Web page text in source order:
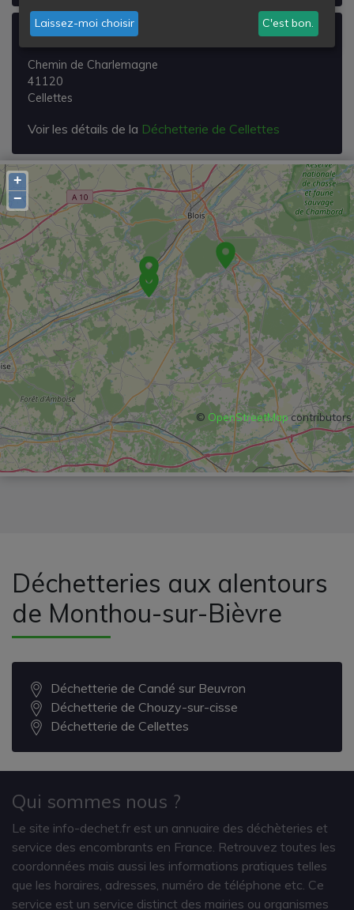
Déchetterie de Cellettes
Chemin de Charlemagne
41120
Cellettes
Voir les détails de la Déchetterie de Cellettes
+
−
© OpenStreetMapcontributors
Déchetteries aux alentours
de Monthou-sur-Bièvre
Déchetterie de Candé sur Beuvron
Déchetterie de Chouzy-sur-cisse
Déchetterie de Cellettes
Qui sommes nous ?
Le site info-dechet.fr est un annuaire des déchèteries et
service des encombrants en France. Retrouvez toutes les
coordonnées mais aussi les informations pratiques telles
que les horaires, adresses, numéro de téléphone etc. Ce
service est un service distinct des mairies ou organismes
Laissez-moi choisir C'est bon.